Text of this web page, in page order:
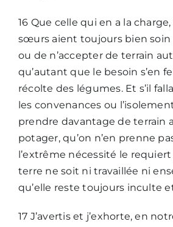
16 Que celle qui en a la
sœurs aient toujours bien soin
ou de n’accepter de terrain
qu’autant que le besoin s’en
récolte des légumes. Et s’il
les convenances ou
prendre davantage de terrain
potager, qu’on n’en prenne
l’extrême nécessité le
terre ne soit ni travaillée ni
qu’elle reste toujours inculte
17 J’avertis et j’exhorte, en